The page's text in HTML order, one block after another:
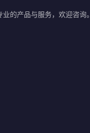
的产品与服务，欢迎咨询。